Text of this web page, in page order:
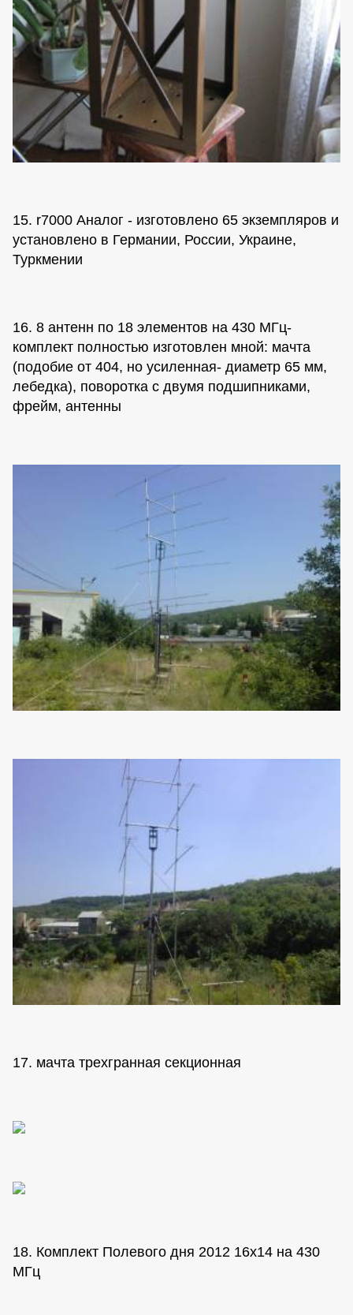
15. r7000 Аналог - изготовлено 65 экземпляров и
установлено в Германии, России, Украине,
Туркмении
16. 8 антенн по 18 элементов на 430 МГц-
комплект полностью изготовлен мной: мачта
(подобие от 404, но усиленная- диаметр 65 мм,
лебедка), поворотка с двумя подшипниками,
фрейм, антенны
17. мачта трехгранная секционная
18. Комплект Полевого дня 2012 16х14 на 430
МГц